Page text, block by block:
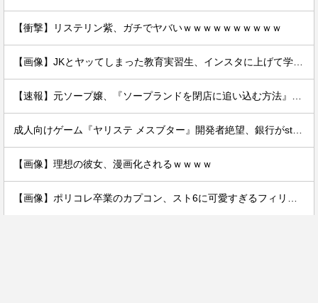
【衝撃】リステリン紫、ガチでヤバいｗｗｗｗｗｗｗｗｗｗ
【画像】理想の彼女、漫画化されるｗｗｗｗ